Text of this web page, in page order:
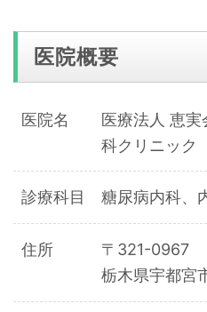
医院概要
医院名
医療法人 恵
科クリニック
診療科目 糖尿病内科、
住所
〒321-0967
栃木県宇都宮